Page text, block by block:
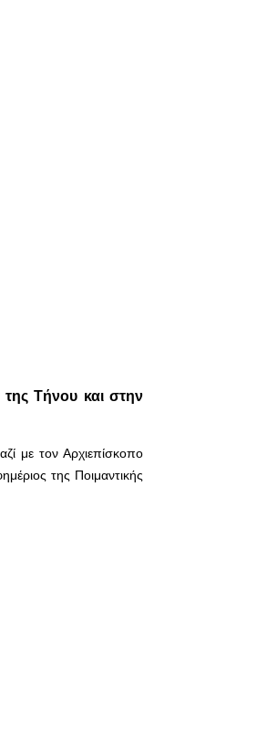
Τήνου και στην
με τον Αρχιεπίσκοπο
της Ποιμαντικής